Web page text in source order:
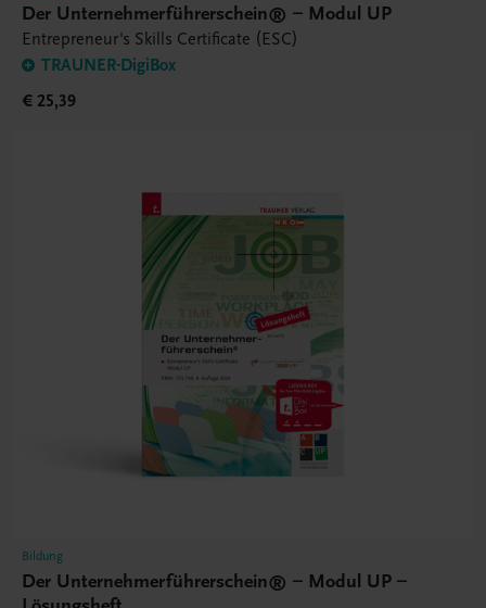
Der Unternehmerführerschein® – Modul UP
Entrepreneur's Skills Certificate (ESC)
TRAUNER-DigiBox
€ 25,39
Bildung
Der Unternehmerführerschein® – Modul UP –